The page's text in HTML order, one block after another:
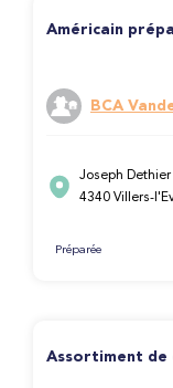
Américain
BCA
Joseph Dethier
4340 Villers-
Préparée
Assortiment de